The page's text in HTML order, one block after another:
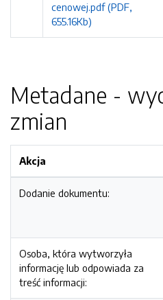
cenowej.pdf (PDF,
655.16Kb)
Metadane -
zmian
Akcja
Dodanie dokumentu:
Osoba, która wytworzyła
informację lub odpowiada za
treść informacji: